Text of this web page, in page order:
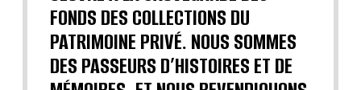
FONDS DES COLLECTIONS DU
PATRIMOINE PRIVÉ. NOUS SOMMES
DES PASSEURS D’HISTOIRES ET DE